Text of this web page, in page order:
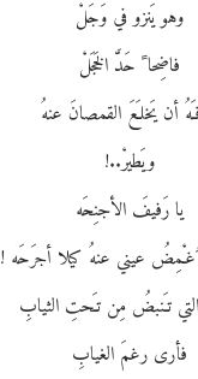
وهو يَنزو في وَجَلْ
فاضِحا ً حَدَّ الخَجَلْ
أن يَخلـَعَ القمصانَ عنهُ
ويَطيرْ..!
يا رَفيفَ الأجنِحَه
عيني عنهُ كيلا أجرَحَه !
التي تـَنبضُ مِن تـَحتِ الثيابِ
فأرى رغمَ الغيابِ